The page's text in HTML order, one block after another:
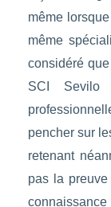
même
même
considéré
SCI
pencher sur
retenant
pas la